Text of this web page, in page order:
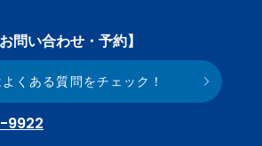
お問い合わせ・予約】
よくある質問をチェック！
9922